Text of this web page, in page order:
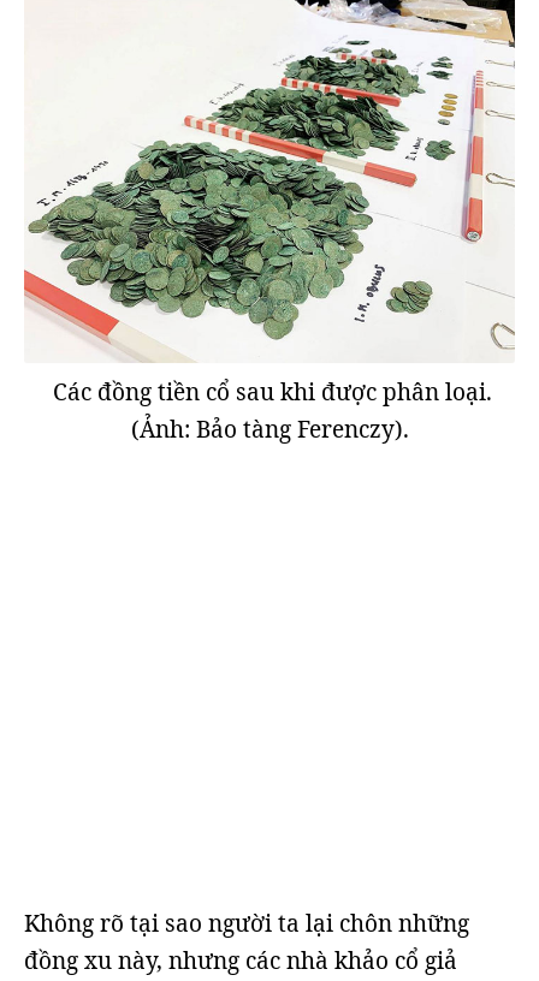
Các đồng tiền cổ sau khi được phân loại.
(Ảnh: Bảo tàng Ferenczy).
Không rõ tại sao người ta lại chôn những
đồng xu này, nhưng các nhà khảo cổ giả